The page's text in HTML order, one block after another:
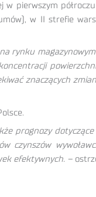
w pierwszym
w II strefie
rynku
znaczących
prognozy
czynszów
efektywnych. –